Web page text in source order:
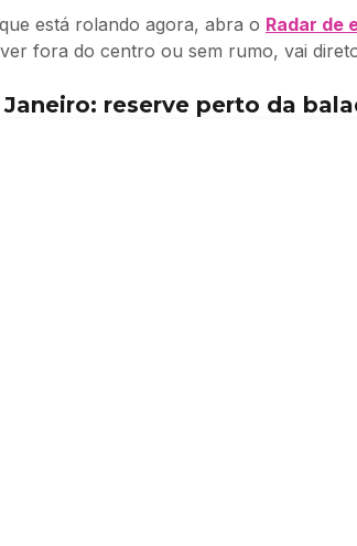
está rolando agora, abra o Radar de
fora do centro ou sem rumo, vai
reserve perto da